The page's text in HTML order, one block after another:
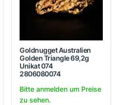
Goldnugget Australien
Golden Triangle 69,2g
Unikat 074
2806080074
Bitte anmelden um Preise
zu sehen.